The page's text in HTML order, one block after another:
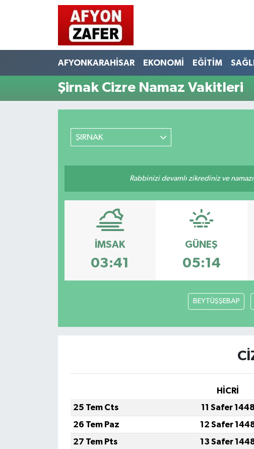
AFYONKARAHİSAR EKONOMİ EĞİTİM
Şirnak Cizre Namaz Vakitleri
ŞIRNAK
Rabbinizi devamlı zikrediniz ve
İMSAK
03:41
GÜNEŞ
05:14
BEYTÜŞŞEBAP
HİCRİ
25 Tem Cts
11 Safer 1448
26 Tem Paz
12 Safer
27 Tem Pts
13 Safer